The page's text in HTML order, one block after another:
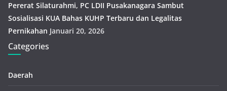
Pererat Silaturahmi, PC LDII Pusakanagara Sambut
Sosialisasi KUA Bahas KUHP Terbaru dan Legalitas
Pernikahan Januari 20, 2026
Categories
Daerah